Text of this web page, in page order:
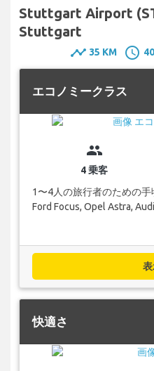
Stuttgart Airport
Stuttgart
timeline 35 KM schedule
エコノミークラス
group
4 乗客
1〜4人の旅行者のための手
Ford Focus, Opel Astra,
快適さ